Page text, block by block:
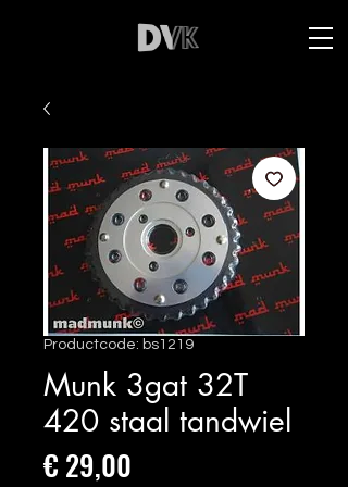
Productcode: bs1219
Munk 3gat 32T
420 staal tandwiel
€ 29,00